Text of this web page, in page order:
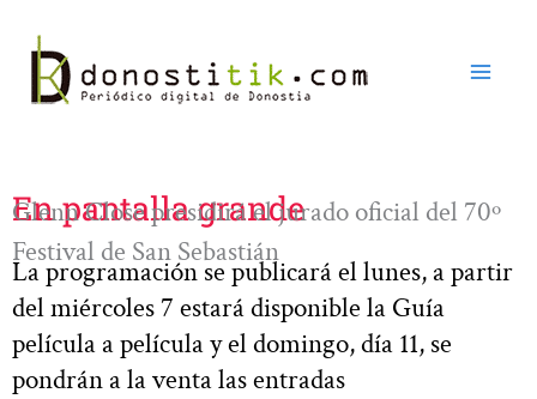
contenido
En pantalla grande
Glenn Close presidirá el jurado oficial del 70º
Festival de San Sebastián
La programación se publicará el lunes, a partir
del miércoles 7 estará disponible la Guía
película a película y el domingo, día 11, se
pondrán a la venta las entradas